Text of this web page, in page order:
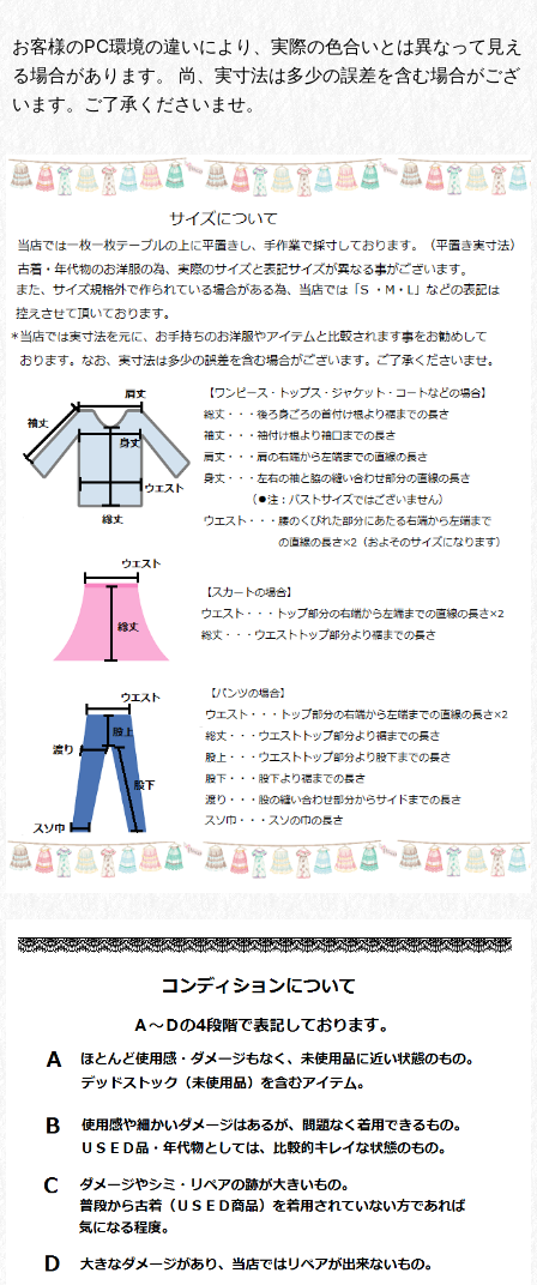
お客様のPC環境の違いにより、実際の色合いとは異なって見え
る場合があります。 尚、実寸法は多少の誤差を含む場合がござ
います。ご了承くださいませ。